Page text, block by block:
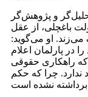
و پژوهش‌گر
باغچلی، از عقل
او می‌گوید:
در پارلمان اعلام
راهکاری حقوقی
ندارد. چرا که حکم